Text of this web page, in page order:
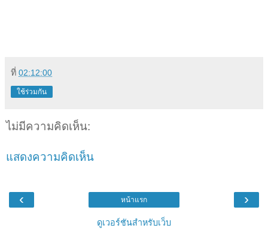
ที่ 02:12:00
ใช้ร่วมกัน
ไม่มีความคิดเห็น:
แสดงความคิดเห็น
‹ ›
หน้าแรก
ดูเวอร์ชันสำหรับเว็บ